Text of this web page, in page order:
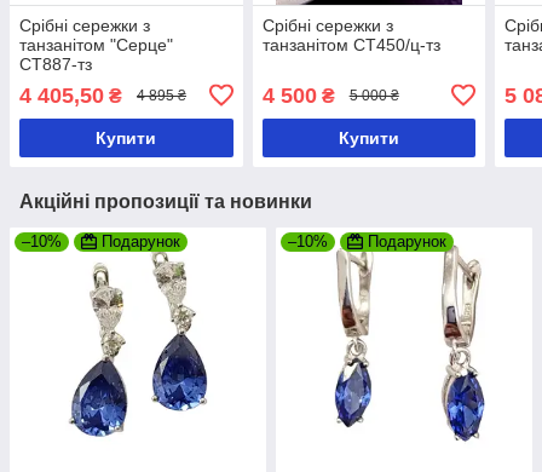
Срібні сережки з
танзанітом "Серце"
СТ887-тз
4 405,50 ₴ 4 895 ₴
Купити
Срібні сережки з
танзанітом СТ450/ц-тз
4 500₴ 5 000 ₴
Купити
5
Акційні пропозиції та новинки
–10% Подарунок –10% Подарунок